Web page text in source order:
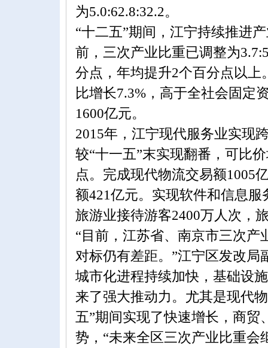
为5.0:62.8:32.2。
“十二五”期间，江宁持续推进
前，三次产业比重已调整为
分点，年均提升2个百分点以
比增长7.3%，高于全社会固定
1600亿元。
2015年，江宁现代服务业实现
较“十一五”末实现翻番，可比
点。完成现代物流交易额1005
额421亿元。实现软件和信息
旅游业接待游客2400万人次，
“目前，江苏省、南京市三次
对标仍有差距。”江宁区发改
城市化进程持续加快，基础设
来了强大推动力。尤其是现代
五”期间实现了快速增长，商
势，“未来全区三次产业比重